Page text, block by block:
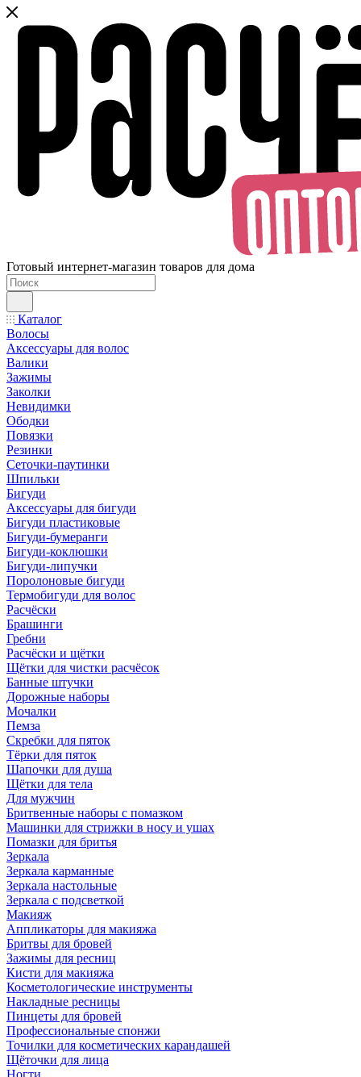
Готовый интернет-магазин товаров для дома
Каталог
Волосы
Аксессуары для волос
Валики
Зажимы
Заколки
Невидимки
Ободки
Повязки
Резинки
Сеточки-паутинки
Шпильки
Бигуди
Аксессуары для бигуди
Бигуди пластиковые
Бигуди-бумеранги
Бигуди-коклюшки
Бигуди-липучки
Поролоновые бигуди
Термобигуди для волос
Расчёски
Брашинги
Гребни
Расчёски и щётки
Щётки для чистки расчёсок
Банные штучки
Дорожные наборы
Мочалки
Пемза
Скребки для пяток
Тёрки для пяток
Шапочки для душа
Щётки для тела
Для мужчин
Бритвенные наборы с помазком
Машинки для стрижки в носу и ушах
Помазки для бритья
Зеркала
Зеркала карманные
Зеркала настольные
Зеркала с подсветкой
Макияж
Аппликаторы для макияжа
Бритвы для бровей
Зажимы для ресниц
Кисти для макияжа
Косметологические инструменты
Накладные ресницы
Пинцеты для бровей
Профессиональные спонжи
Точилки для косметических карандашей
Щёточки для лица
Ногти